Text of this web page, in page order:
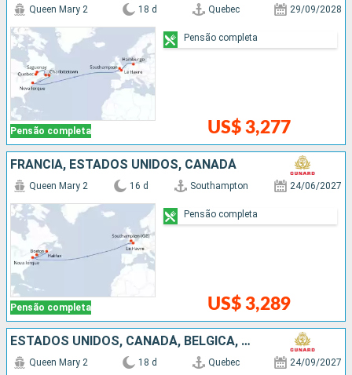
Pensão completa
Queen Mary 2 18 d Quebec 29/09/2028
US$ 3,277
Pensão completa
FRANCIA, ESTADOS UNIDOS, CANADÁ
Pensão completa
Queen Mary 2 16 d Southampton 24/06/2027
US$ 3,289
Pensão completa
ESTADOS UNIDOS, CANADÁ, BÉLGICA, ALEMANHA
Queen Mary 2 18 d Quebec 24/09/2027